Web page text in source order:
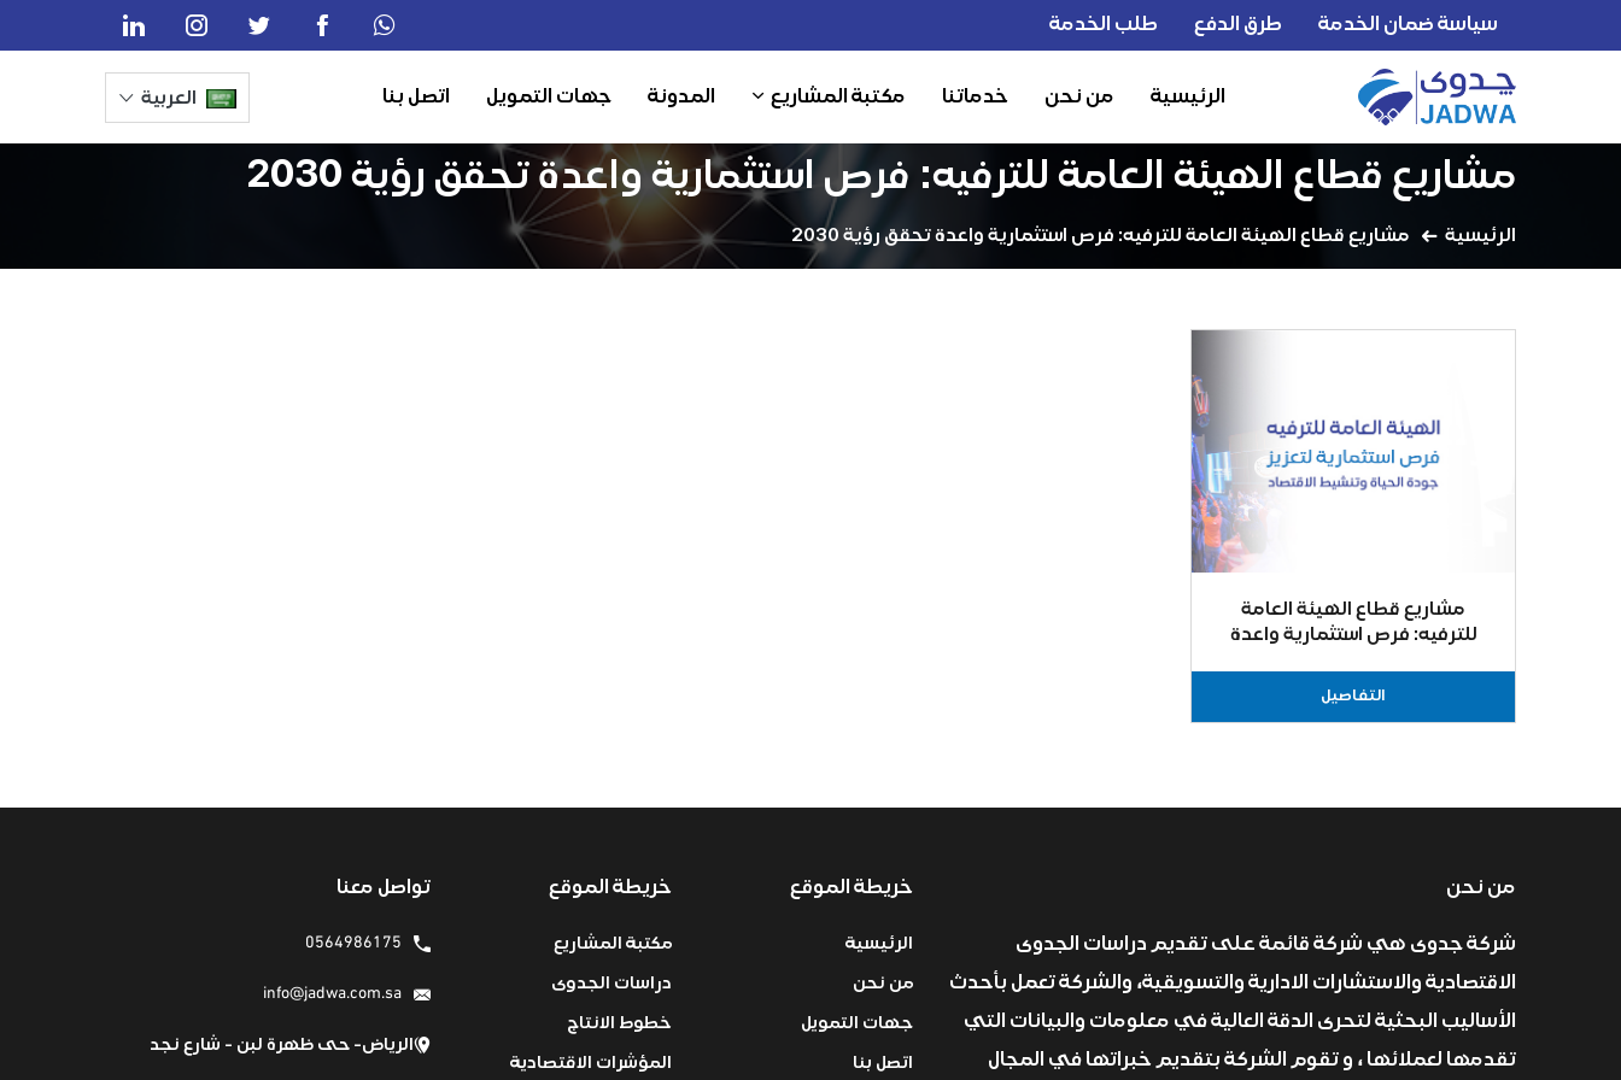
سياسة ضمان الخدمة طرق الدفع طلب الخدمة
الرئيسية من نحن خدماتنا مكتبة المشاريع المدونة جهات التمويل اتصل بنا العربية
مشاريع قطاع الهيئة العامة للترفيه: فرص استثمارية واعدة تحقق رؤية 2030
الرئيسية مشاريع قطاع الهيئة العامة للترفيه: فرص استثمارية واعدة تحقق رؤية 2030
مشاريع قطاع الهيئة العامة
للترفيه: فرص استثمارية واعدة
التفاصيل
من نحن
شركة جدوى هي شركة قائمة على تقديم دراسات الجدوى
الاقتصادية والاستشارات الادارية والتسويقية، والشركة تعمل بأحدث
الأساليب البحثية لتحرى الدقة العالية في معلومات والبيانات التي
تقدمها لعملائها ، و تقوم الشركة بتقديم خبراتها في المجال
خريطة الموقع
الرئيسية
من نحن
جهات التمويل
اتصل بنا
خريطة الموقع
مكتبة المشاريع
دراسات الجدوى
خطوط الانتاج
المؤشرات الاقتصادية
تواصل معنا
0564986175
info@jadwa.com.sa
الرياض- حى ظهرة لبن - شارع نجد